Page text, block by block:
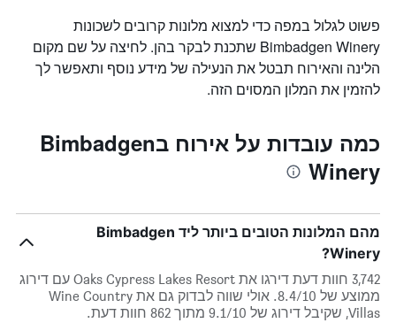
פשוט לגלול במפה כדי למצוא מלונות קרובים לשכונות
Bimbadgen Winery שתכנת לבקר בהן. לחיצה על שם מקום
הלינה והאירוח תבטל את הנעילה של מידע נוסף ותאפשר לך
להזמין את המלון המסוים הזה.
כמה עובדות על אירוח בBimbadgen
Winery
מהם המלונות הטובים ביותר ליד Bimbadgen
Winery?
3,742 חוות דעת דירגו את Oaks Cypress Lakes Resort עם דירוג
ממוצע של 8.4/10. אולי שווה לבדוק גם את Wine Country
Villas, שקיבל דירוג של 9.1/10 מתוך 862 חוות דעת.